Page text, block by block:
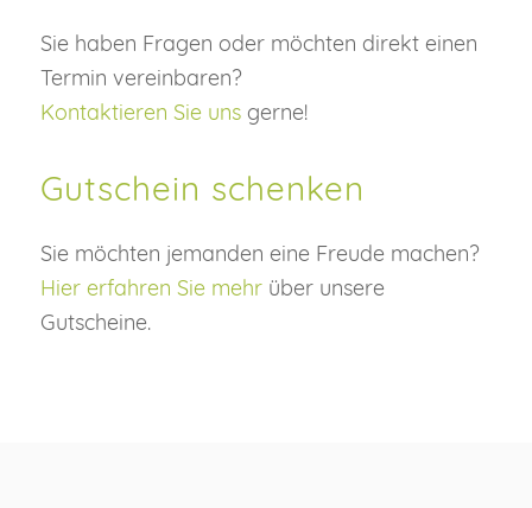
Sie haben Fragen oder möchten direkt einen
Termin vereinbaren?
Kontaktieren Sie unsgerne!
Gutschein schenken
Sie möchten jemanden eine Freude machen?
Hier erfahren Sie mehrüber unsere
Gutscheine.